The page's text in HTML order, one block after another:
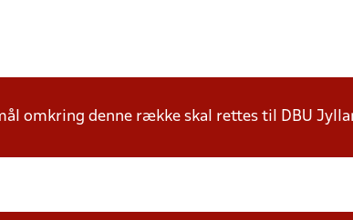
omkring denne række skal rettes til DBU